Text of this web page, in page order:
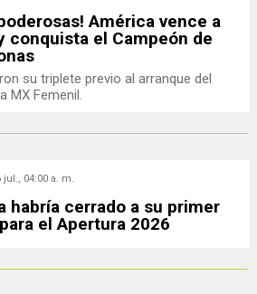
América vence a
conquista el Campeón de
su triplete previo al arranque del
MX Femenil.
jul., 04:00 a. m.
habría cerrado a su primer
el Apertura 2026